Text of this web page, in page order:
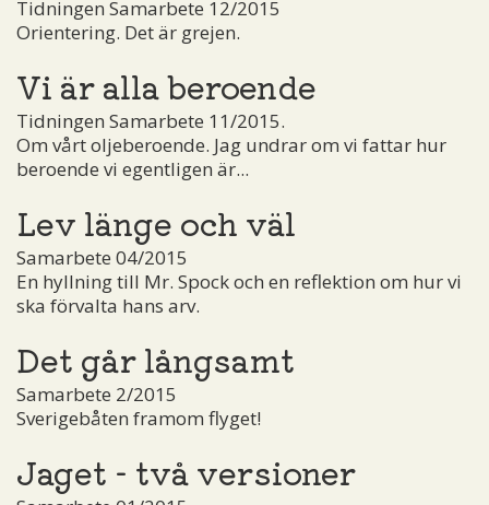
Tidningen Samarbete 12/2015
Orientering. Det är grejen.
Vi är alla beroende
Tidningen Samarbete 11/2015.
Om vårt oljeberoende. Jag undrar om vi fattar hur
beroende vi egentligen är...
Lev länge och väl
Samarbete 04/2015
En hyllning till Mr. Spock och en reflektion om hur vi
ska förvalta hans arv.
Det går långsamt
Samarbete 2/2015
Sverigebåten framom flyget!
Jaget - två versioner